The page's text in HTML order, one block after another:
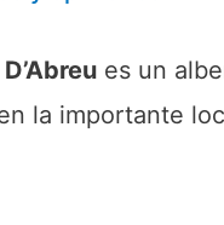
es un
la importante